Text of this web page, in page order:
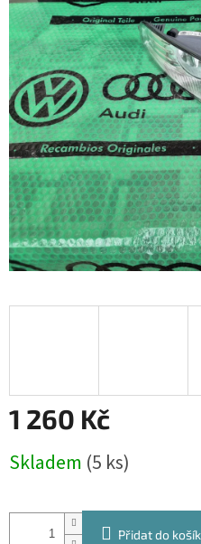
je
0,0
z
5
hvězdiček.
1 260 Kč
cena:
Skladem (5 ks)
Přidat do